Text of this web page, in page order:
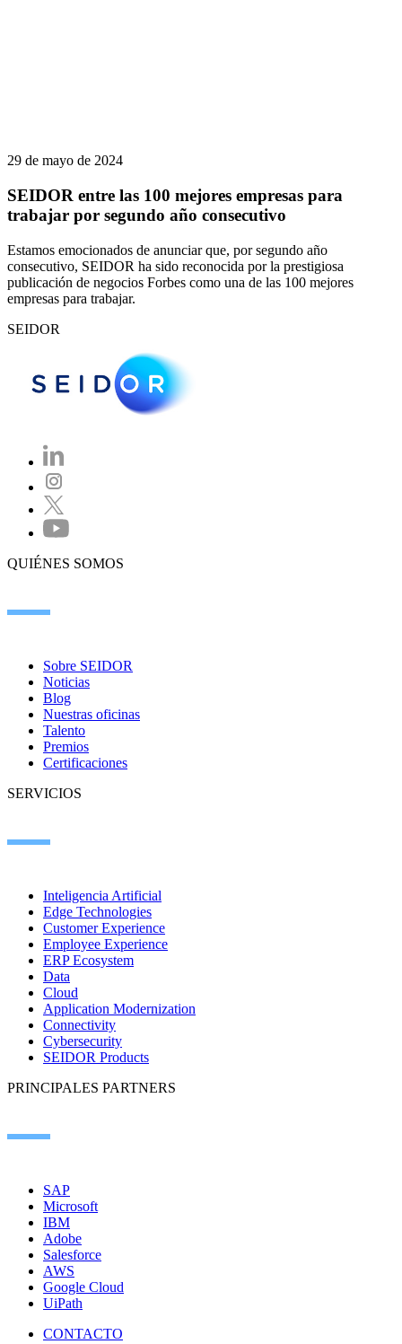
29 de mayo de 2024
SEIDOR entre las 100 mejores empresas para
trabajar por segundo año consecutivo
Estamos emocionados de anunciar que, por segundo año
consecutivo, SEIDOR ha sido reconocida por la prestigiosa
publicación de negocios Forbes como una de las 100 mejores
empresas para trabajar.
SEIDOR
QUIÉNES SOMOS
Sobre SEIDOR
Noticias
Blog
Nuestras oficinas
Talento
Premios
Certificaciones
SERVICIOS
Inteligencia Artificial
Edge Technologies
Customer Experience
Employee Experience
ERP Ecosystem
Data
Cloud
Application Modernization
Connectivity
Cybersecurity
SEIDOR Products
PRINCIPALES PARTNERS
SAP
Microsoft
IBM
Adobe
Salesforce
AWS
Google Cloud
UiPath
CONTACTO